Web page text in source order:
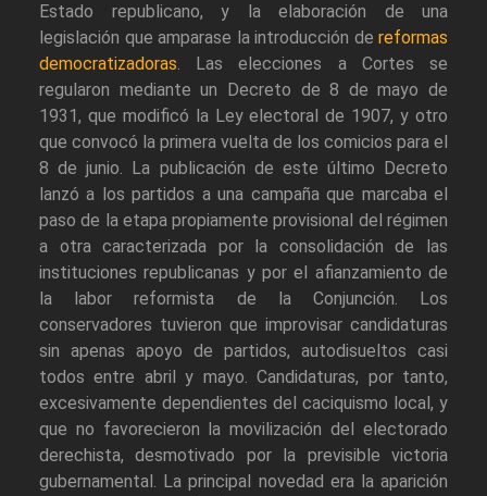
Estado republicano, y la elaboración de una
legislación que amparase la introducción de reformas
democratizadoras. Las elecciones a Cortes se
regularon mediante un Decreto de 8 de mayo de
1931, que modificó la Ley electoral de 1907, y otro
que convocó la primera vuelta de los comicios para el
8 de junio. La publicación de este último Decreto
lanzó a los partidos a una campaña que marcaba el
paso de la etapa propiamente provisional del régimen
a otra caracterizada por la consolidación de las
instituciones republicanas y por el afianzamiento de
la labor reformista de la Conjunción. Los
conservadores tuvieron que improvisar candidaturas
sin apenas apoyo de partidos, autodisueltos casi
todos entre abril y mayo. Candidaturas, por tanto,
excesivamente dependientes del caciquismo local, y
que no favorecieron la movilización del electorado
derechista, desmotivado por la previsible victoria
gubernamental. La principal novedad era la aparición